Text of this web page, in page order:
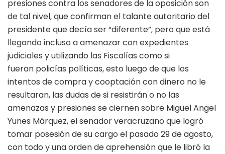
presiones contra los senadores de la oposición son
de tal nivel, que confirman el talante autoritario del
presidente que decía ser “diferente”, pero que está
llegando incluso a amenazar con expedientes
judiciales y utilizando las Fiscalías como si
fueran policías políticas, esto luego de que los
intentos de compra y cooptación con dinero no le
resultaran, las dudas de si resistirán o no las
amenazas y presiones se ciernen sobre Miguel Angel
Yunes Márquez, el senador veracruzano que logró
tomar posesión de su cargo el pasado 29 de agosto,
con todo y una orden de aprehensión que le libró la